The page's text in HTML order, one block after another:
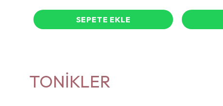
SEPETE EKLE
TONİKLER